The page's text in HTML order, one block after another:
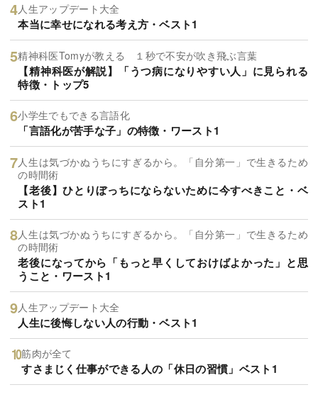
人生アップデート大全
本当に幸せになれる考え方・ベスト1
精神科医Tomyが教える １秒で不安が吹き飛ぶ言葉
【精神科医が解説】「うつ病になりやすい人」に見られる
特徴・トップ5
小学生でもできる言語化
「言語化が苦手な子」の特徴・ワースト1
人生は気づかぬうちにすぎるから。「自分第一」で生きるため
の時間術
【老後】ひとりぼっちにならないために今すべきこと・ベ
スト1
人生は気づかぬうちにすぎるから。「自分第一」で生きるため
の時間術
老後になってから「もっと早くしておけばよかった」と思
うこと・ワースト1
人生アップデート大全
人生に後悔しない人の行動・ベスト1
筋肉が全て
すさまじく仕事ができる人の「休日の習慣」ベスト1